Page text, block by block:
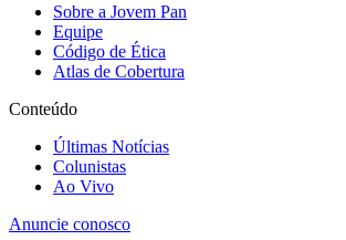
Sobre a Jovem Pan
Equipe
Código de Ética
Atlas de Cobertura
Conteúdo
Últimas Notícias
Colunistas
Ao Vivo
Anuncie conosco